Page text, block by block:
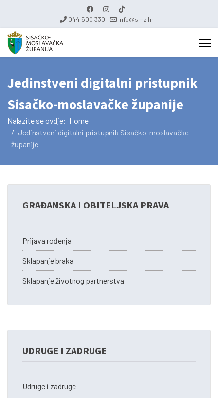
044 500 330 info@smz.hr
Jedinstveni digitalni pristupnik
Sisačko-moslavačke županije
Nalazite se ovdje: Home
Jedinstveni digitalni pristupnik Sisačko-moslavačke
županije
GRAĐANSKA I OBITELJSKA PRAVA
Prijava rođenja
Sklapanje braka
Sklapanje životnog partnerstva
UDRUGE I ZADRUGE
Udruge i zadruge